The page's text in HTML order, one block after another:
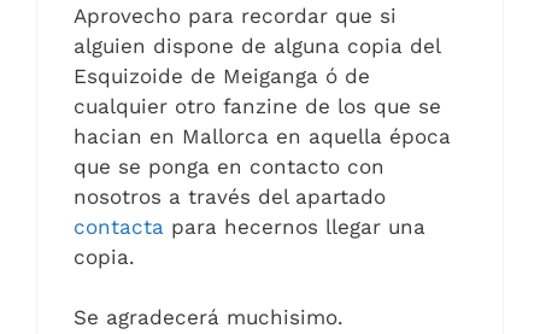
Aprovecho para recordar que si
alguien dispone de alguna copia del
Esquizoide de Meiganga ó de
cualquier otro fanzine de los que se
hacian en Mallorca en aquella época
que se ponga en contacto con
nosotros a través del apartado
contacta para hecernos llegar una
copia.
Se agradecerá muchisimo.